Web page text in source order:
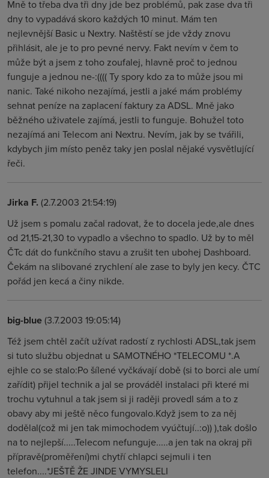
Mně to třeba dva tři dny jde bez problémů, pak zase dva tři
dny to vypadává skoro každých 10 minut. Mám ten
nejlevnější Basic u Nextry. Naštěstí se jde vždy znovu
přihlásit, ale je to pro pevné nervy. Fakt nevím v čem to
může být a jsem z toho zoufalej, hlavně proč to jednou
funguje a jednou ne-:(((( Ty spory kdo za to může jsou mi
nanic. Také nikoho nezajímá, jestli a jaké mám problémy
sehnat peníze na zaplacení faktury za ADSL. Mně jako
běžného uživatele zajímá, jestli to funguje. Bohužel toto
nezajímá ani Telecom ani Nextru. Nevím, jak by se tvářili,
kdybych jim místo peněz taky jen poslal nějaké vysvětlující
řeči.
Jirka F. (2.7.2003 21:54:19)
Už jsem s pomalu začal radovat, že to docela jede,ale dnes
od 21,15-21,30 to vypadlo a všechno to spadlo. Už by to měl
ČTc dát do funkčního stavu a zrušit ten ubohej Dashboard.
Čekám na slibované zrychlení ale zase to byly jen kecy. ČTC
pořád jen kecá a činy nikde.
big-blue(3.7.2003 19:05:14)
Též jsem chtěl začít užívat radostí z rychlosti ADSL,tak jsem
si tuto službu objednat u SAMOTNÉHO *TELECOMU *.A
ejhle co se stalo:Po šílené vyčkávají době (si to borci ale umí
zařídit) přijel technik a jal se prováděl instalaci při které mi
trochu vytuhnul a tak jsem si ji raději provedl sám a to z
obavy aby mi ještě něco fungovalo.Když jsem to za něj
dodělal(což mi jen tak mimochodem vyúčtují..:o)) ),tak došlo
na to nejlepší.....Telecom nefunguje.....a jen tak na okraj při
přípravě(proměření)mi chytří chlapci sejmuli i ten
telefon....*JEŠTĚ ŽE JINDE VYMYSLELI